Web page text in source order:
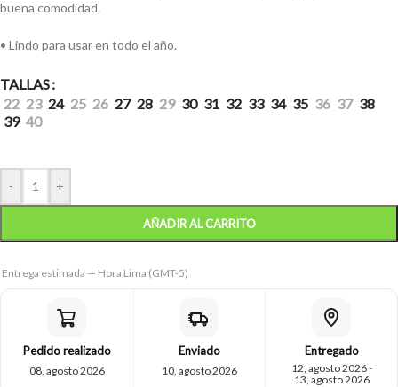
buena comodidad.
• Lindo para usar en todo el año.
TALLAS
22 23 24 25 26 27 28 29 30 31 32 33 34 35 36 37 38
39 40
- +
AÑADIR AL CARRITO
Entrega estimada — Hora Lima (GMT-5)
Pedido realizado
08, agosto 2026
Enviado
10, agosto 2026
Entregado
12, agosto 2026 -
13, agosto 2026